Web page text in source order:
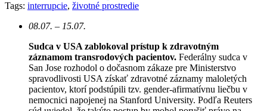
Tags: interrupcie, životné prostredie
08.07. – 15.07.
Sudca v USA zablokoval prístup k zdravotným
záznamom transrodových pacientov. Federálny sudca v
San Jose rozhodol o dočasnom zákaze pre Ministerstvo
spravodlivosti USA získať zdravotné záznamy maloletých
pacientov, ktorí podstúpili tzv. gender-afirmatívnu liečbu v
nemocnici napojenej na Stanford University. Podľa Reuters